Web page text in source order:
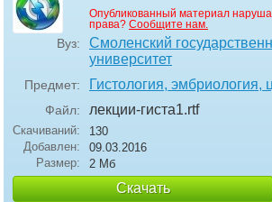
Опубликованный материал
права? Сообщите нам.
Вуз:
Смоленский
университет
Предмет: Гистология, эмбриология,
Файл: лекции-гиста1.rtf
Скачиваний:
130
Добавлен:
09.03.2016
Размер:
2 Мб
Скачать